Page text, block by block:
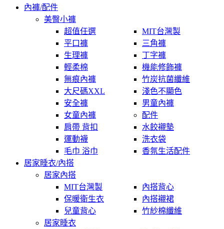
內褲/配件
美臀小褲
超值任選
MIT台灣製
平口褲
三角褲
生理褲
丁字褲
輕柔棉
機能修飾褲
無痕內褲
竹炭抗菌纖維
大尺碼XXL
淺色不顯色
安全褲
男童內褲
女童內褲
配件
肩帶 背扣
水餃襯墊
運動襪
洗衣袋
毛巾 浴巾
香氛生活配件
居家睡衣/內搭
居家內搭
MIT台灣製
內搭背心
保暖衛生衣
內搭襯裙
兒童背心
竹紗棉纖維
居家睡衣